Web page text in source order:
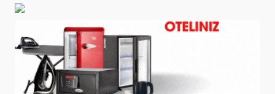
Otellerde maliyetler enflasyonun üzerinde arttı